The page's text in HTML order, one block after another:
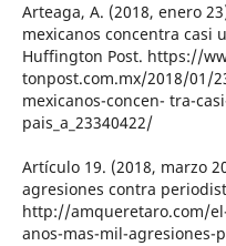
Arteaga, A. (2018, enero
mexicanos concentra casi
Huffington Post. https://
tonpost.com.mx/2018/01/
mexicanos-concen- tra-
pais_a_23340422/
Artículo 19. (2018, marzo
agresiones contra
http://amqueretaro.com/
anos-mas-mil-agresiones-